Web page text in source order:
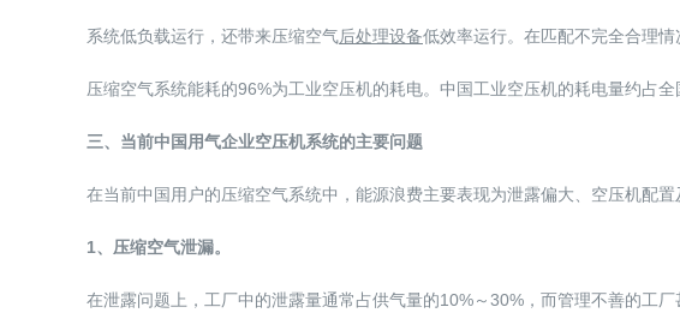
系统低负载运行，还带来压缩空气后处理设备低效率运行。在匹配不完全合理
压缩空气系统能耗的96%为工业空压机的耗电。中国工业空压机的耗电量约占全
三、当前中国用气企业空压机系统的主要问题
在当前中国用户的压缩空气系统中，能源浪费主要表现为泄露偏大、空压机配
1、压缩空气泄漏。
在泄露问题上，工厂中的泄露量通常占供气量的10%～30%，而管理不善的工厂